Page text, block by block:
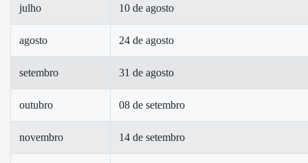
julho 10 de agosto
agosto 24 de agosto
setembro 31 de agosto
outubro 08 de setembro
novembro 14 de setembro